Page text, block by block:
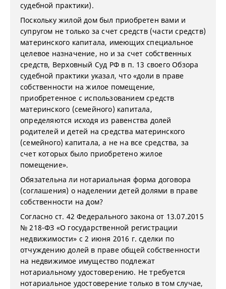
судебной практики).
Поскольку жилой дом был приобретен вами и
супругом не только за счет средств (части средств)
материнского капитала, имеющих специальное
целевое назначение, но и за счет собственных
средств, Верховный Суд РФ в п. 13 своего Обзора
судебной практики указал, что «доли в праве
собственности на жилое помещение,
приобретенное с использованием средств
материнского (семейного) капитала,
определяются исходя из равенства долей
родителей и детей на средства материнского
(семейного) капитала, а не на все средства, за
счет которых было приобретено жилое
помещение».
Обязательна ли нотариальная форма договора
(соглашения) о наделении детей долями в праве
собственности на дом?
Согласно ст. 42 Федерального закона от 13.07.2015
№ 218-ФЗ «О государственной регистрации
недвижимости» с 2 июня 2016 г. сделки по
отчуждению долей в праве общей собственности
на недвижимое имущество подлежат
нотариальному удостоверению. Не требуется
нотариальное удостоверение только в том случае,